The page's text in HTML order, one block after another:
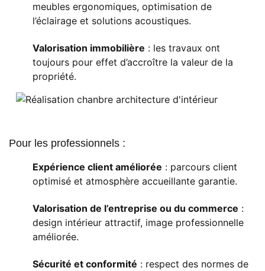
meubles ergonomiques, optimisation de
l’éclairage et solutions acoustiques.
Valorisation immobilière : les travaux ont
toujours pour effet d’accroître la valeur de la
propriété.
Pour les professionnels :
Expérience client améliorée : parcours client
optimisé et atmosphère accueillante garantie.
Valorisation de l’entreprise ou du commerce :
design intérieur attractif, image professionnelle
améliorée.
Sécurité et conformité : respect des normes de